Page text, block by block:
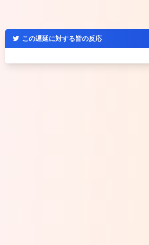
この遅延に対する皆の反応